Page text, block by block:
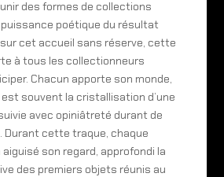
des formes de collections
poétique du résultat
cet accueil sans réserve, cette
à tous les collectionneurs
Chacun apporte son monde,
souvent la cristallisation d’une
avec opiniâtreté durant de
Durant cette traque, chaque
son regard, approfondi la
des premiers objets réunis au